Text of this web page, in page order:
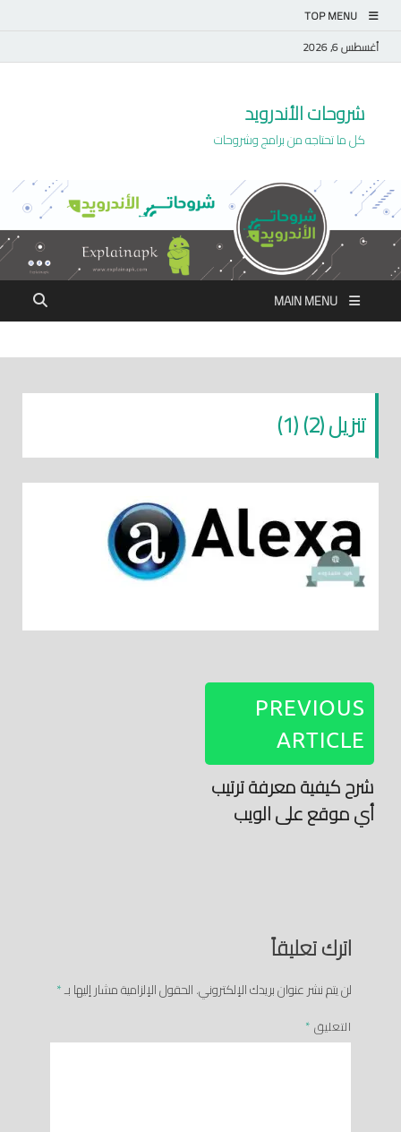
TOP MENU
أغسطس 6, 2026
شروحات الأندرويد
كل ما تحتاجه من برامج وشروحات
MAIN MENU
تنزيل (2) (1)
PREVIOUS
ARTICLE
شرح كيفية معرفة ترتيب
أي موقع على الويب
اترك تعليقاً
لن يتم نشر عنوان بريدك الإلكتروني.الحقول الإلزامية مشار إليها بـ*
التعليق *